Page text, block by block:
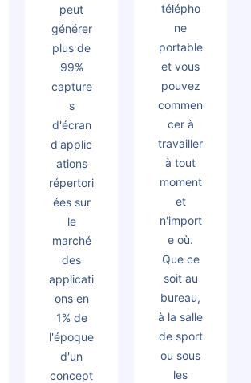
peut
générer
plus de
99%
capture
s
d'écran
d'applic
ations
répertori
ées sur
le
marché
des
applicati
ons en
1% de
l'époque
d'un
concept
télépho
ne
portable
et vous
pouvez
commen
cer à
travailler
à tout
moment
et
n'import
e où.
Que ce
soit au
bureau,
à la salle
de sport
ou sous
les